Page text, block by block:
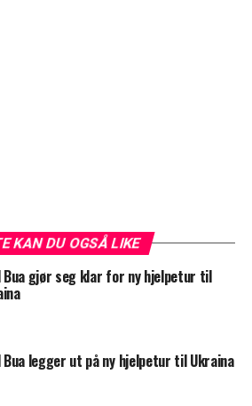
KAN DU OGSÅ LIKE
Bua gjør seg klar for ny hjelpetur til
Bua legger ut på ny hjelpetur til Ukraina